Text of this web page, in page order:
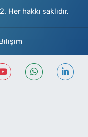
Her hakkı saklıdır.